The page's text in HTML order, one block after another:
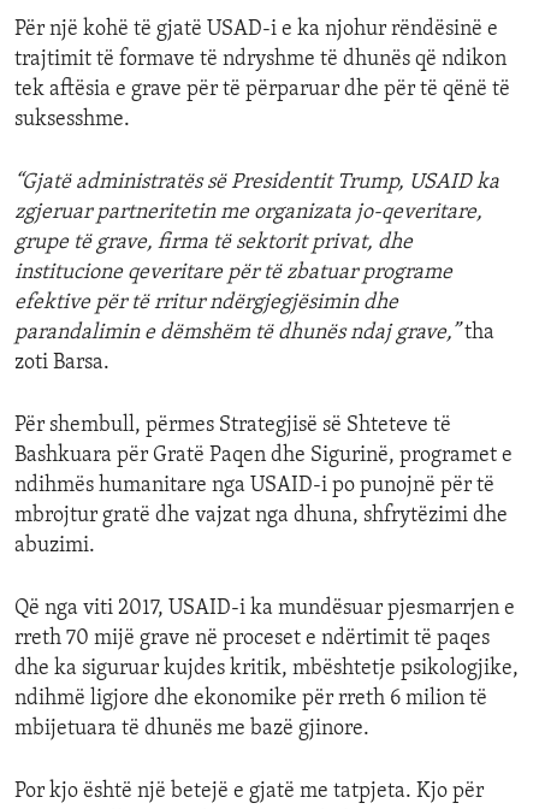
Për një kohë të gjatë USAD-i e ka njohur rëndësinë e
trajtimit të formave të ndryshme të dhunës që ndikon
tek aftësia e grave për të përparuar dhe për të qënë të
suksesshme.
“Gjatë administratës së Presidentit Trump, USAID ka
zgjeruar partneritetin me organizata jo-qeveritare,
grupe të grave, firma të sektorit privat, dhe
institucione qeveritare për të zbatuar programe
efektive për të rritur ndërgjegjësimin dhe
parandalimin e dëmshëm të dhunës ndaj grave,”tha
zoti Barsa.
Për shembull, përmes Strategjisë së Shteteve të
Bashkuara për Gratë Paqen dhe Sigurinë, programet e
ndihmës humanitare nga USAID-i po punojnë për të
mbrojtur gratë dhe vajzat nga dhuna, shfrytëzimi dhe
abuzimi.
Që nga viti 2017, USAID-i ka mundësuar pjesmarrjen e
rreth 70 mijë grave në proceset e ndërtimit të paqes
dhe ka siguruar kujdes kritik, mbështetje psikologjike,
ndihmë ligjore dhe ekonomike për rreth 6 milion të
mbijetuara të dhunës me bazë gjinore.
Por kjo është një betejë e gjatë me tatpjeta. Kjo për